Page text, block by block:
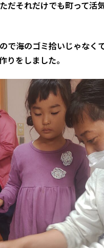
だそれだけでも町って活
で海のゴミ拾いじゃなく
りをしました。